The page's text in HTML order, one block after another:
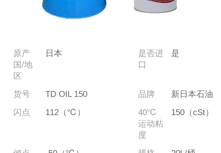
原产
国/地
区
日本
是否进
口
是
货号 TD OIL 150 品牌
新日本石油
闪点
112（℃）
40℃
运动粘
度
150（cSt）